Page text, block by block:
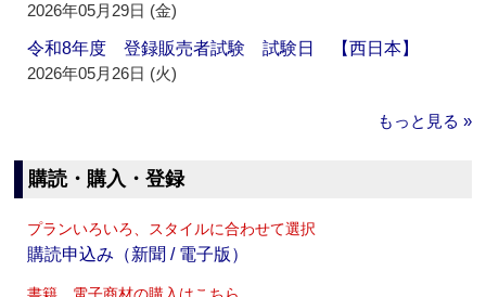
2026年05月29日 (金)
令和8年度 登録販売者試験 試験日 【西日本】
2026年05月26日 (火)
もっと見る »
購読・購入・登録
プランいろいろ、スタイルに合わせて選択
購読申込み（新聞 / 電子版）